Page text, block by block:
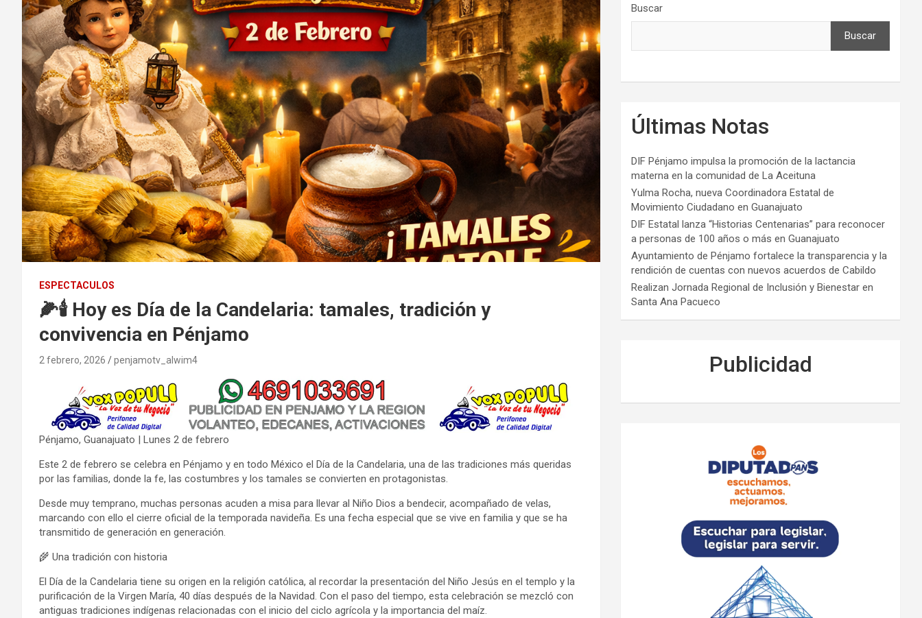
ESPECTACULOS
🌽🕯️ Hoy es Día de la Candelaria: tamales, tradición y
convivencia en Pénjamo
2 febrero, 2026 penjamotv_alwim4
Pénjamo, Guanajuato | Lunes 2 de febrero
Este 2 de febrero se celebra en Pénjamo y en todo México el Día de la Candelaria, una de las tradiciones más queridas
por las familias, donde la fe, las costumbres y los tamales se convierten en protagonistas.
Desde muy temprano, muchas personas acuden a misa para llevar al Niño Dios a bendecir, acompañado de velas,
marcando con ello el cierre oficial de la temporada navideña. Es una fecha especial que se vive en familia y que se ha
transmitido de generación en generación.
🌾 Una tradición con historia
El Día de la Candelaria tiene su origen en la religión católica, al recordar la presentación del Niño Jesús en el templo y la
purificación de la Virgen María, 40 días después de la Navidad. Con el paso del tiempo, esta celebración se mezcló con
antiguas tradiciones indígenas relacionadas con el inicio del ciclo agrícola y la importancia del maíz.
Buscar
Buscar
Últimas Notas
DIF Pénjamo impulsa la promoción de la lactancia
materna en la comunidad de La Aceituna
Yulma Rocha, nueva Coordinadora Estatal de
Movimiento Ciudadano en Guanajuato
DIF Estatal lanza “Historias Centenarias” para reconocer
a personas de 100 años o más en Guanajuato
Ayuntamiento de Pénjamo fortalece la transparencia y la
rendición de cuentas con nuevos acuerdos de Cabildo
Realizan Jornada Regional de Inclusión y Bienestar en
Santa Ana Pacueco
Publicidad